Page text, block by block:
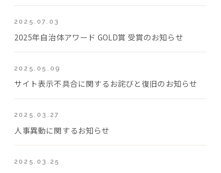
2025.07.03
2025年自治体アワード GOLD賞 受賞のお知らせ
2025.05.09
サイト表示不具合に関するお詫びと復旧のお知らせ
2025.03.27
人事異動に関するお知らせ
2025.03.25